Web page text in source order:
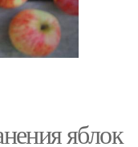
яблок